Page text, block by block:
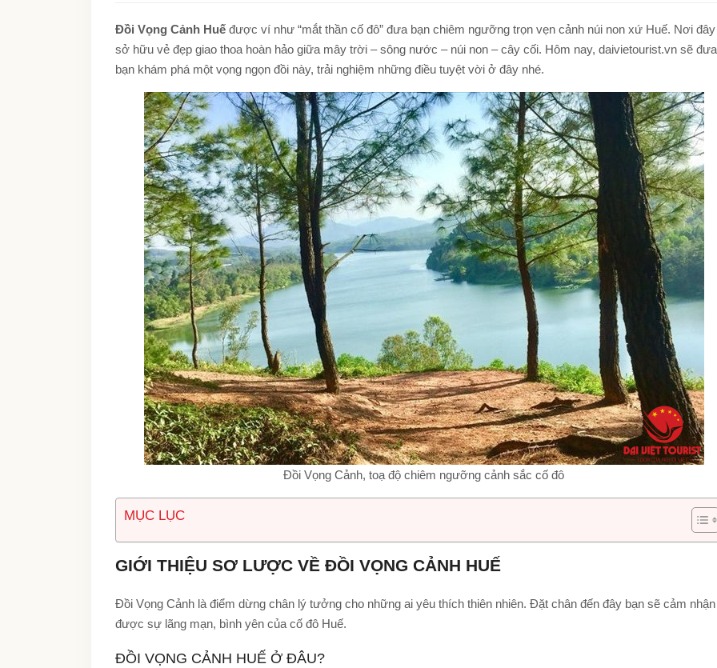
TOUR NAM ĐẢO PHÚ QUỐC
TOUR CÂU MỰC ĐÊM PHÚ QUỐC
TOUR LẶN BIỂN NHA TRANG
Đồi Vọng Cảnh Huế được ví như “mắt thần cố đô” đưa bạn chiêm ngưỡng trọn vẹn cảnh núi non xứ Huế. Nơi đây
sở hữu vẻ đẹp giao thoa hoàn hảo giữa mây trời – sông nước – núi non – cây cối. Hôm nay, daivietourist.vn sẽ đưa
bạn khám phá một vọng ngọn đồi này, trải nghiệm những điều tuyệt vời ở đây nhé.
Đồi Vọng Cảnh, toạ độ chiêm ngưỡng cảnh sắc cố đô
MỤC LỤC
GIỚI THIỆU SƠ LƯỢC VỀ ĐỒI VỌNG CẢNH HUẾ
Đồi Vọng Cảnh là điểm dừng chân lý tưởng cho những ai yêu thích thiên nhiên. Đặt chân đến đây bạn sẽ cảm nhận
được sự lãng mạn, bình yên của cố đô Huế.
ĐỒI VỌNG CẢNH HUẾ Ở ĐÂU?